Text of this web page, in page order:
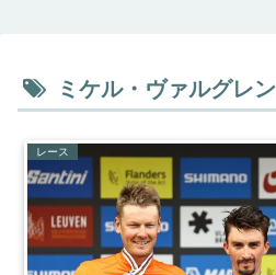
ミケル・ヴァルグレン
レース